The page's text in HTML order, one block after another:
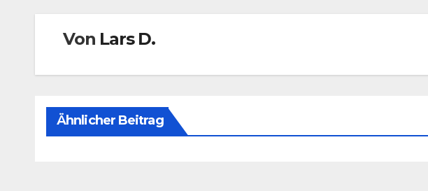
Von Lars D.
Ähnlicher Beitrag